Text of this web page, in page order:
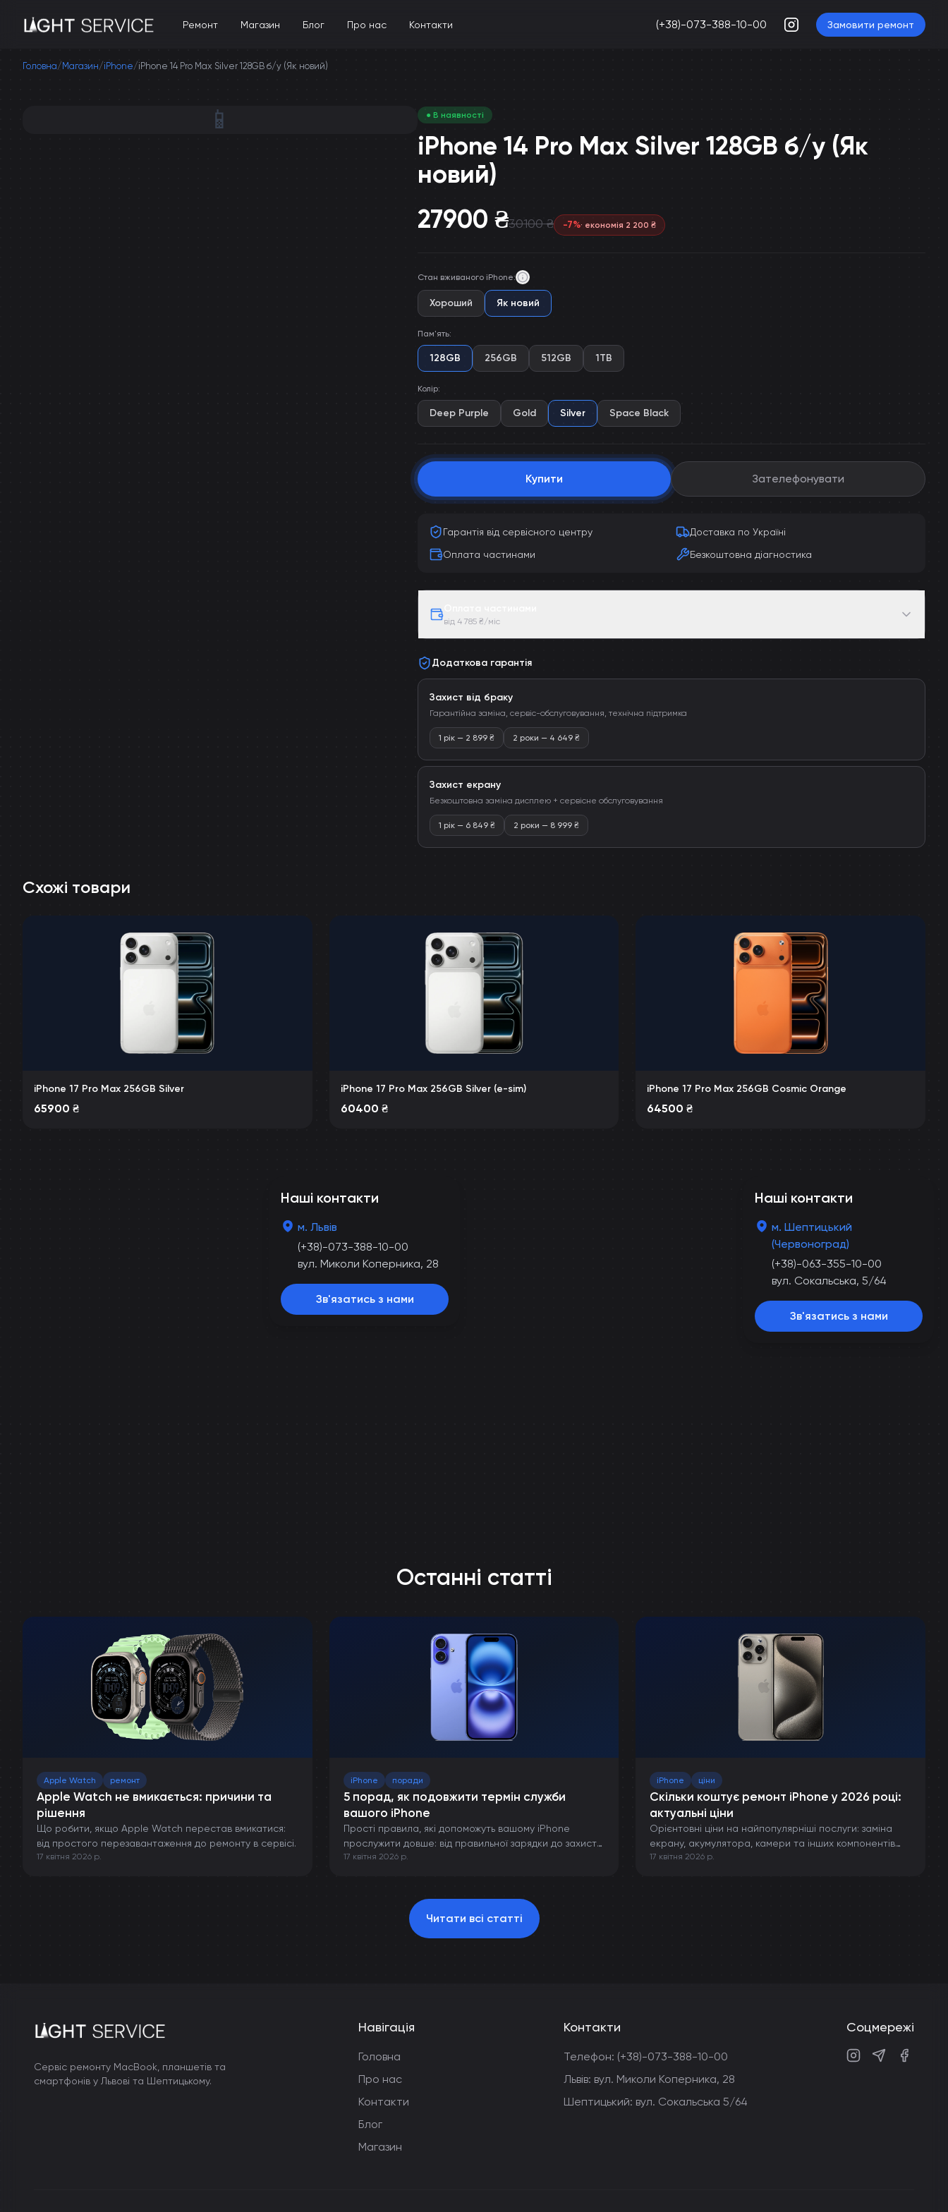
Ремонт Магазин Блог Про нас Контакти (+38)-073-388-10-00 Замовити ремонт
Головна/ Магазин/iPhone/iPhone 14 Pro Max Silver 128GB б/у (Як новий)
📱 ● В наявності
iPhone 14 Pro Max Silver 128GB б/у (Як
новий)
27900 ₴30100₴ -7%· економія 2 200 ₴
Стан вживаного iPhone:
Хороший Як новий
Пам'ять:
128GB 256GB 512GB 1TB
Колір:
Deep Purple Gold Silver Space Black
Купити Зателефонувати
Гарантія від сервісного центру
Доставка по Україні
Оплата частинами
Безкоштовна діагностика
від 4 785 ₴/міс
Додаткова гарантія
Захист від браку
Гарантійна заміна, сервіс-обслуговування, технічна підтримка
1 рік — 2 899 ₴ 2 роки — 4 649 ₴
Захист екрану
Безкоштовна заміна дисплею + сервісне обслуговування
1 рік — 6 849 ₴ 2 роки — 8 999 ₴
Схожі товари
iPhone 17 Pro Max 256GB Silver
65900 ₴
iPhone 17 Pro Max 256GB Silver (e-sim)
60400 ₴
iPhone 17 Pro Max 256GB Cosmic Orange
64500 ₴
Наші контакти
м. Львів
(+38)-073-388-10-00
вул. Миколи Коперника, 28
Зв'язатись з нами
Наші контакти
м. Шептицький
(Червоноград)
(+38)-063-355-10-00
вул. Сокальська, 5/64
Зв'язатись з нами
Останні статті
Apple Watch ремонт
Apple Watch не вмикається: причини та
рішення
Що робити, якщо Apple Watch перестав вмикатися:
від простого перезавантаження до ремонту в сервісі.
17 квітня 2026 р.
iPhone поради
5 порад, як подовжити термін служби
вашого iPhone
Прості правила, які допоможуть вашому iPhone
прослужити довше: від правильної зарядки до захисту
від пошкоджень.
17 квітня 2026 р.
iPhone ціни
Скільки коштує ремонт iPhone у 2026 році:
актуальні ціни
Орієнтовні ціни на найпопулярніші послуги: заміна
екрану, акумулятора, камери та інших компонентів
iPhone.
17 квітня 2026 р.
Читати всі статті
Сервіс ремонту MacBook, планшетів та
смартфонів у Львові та Шептицькому.
Навігація
Головна
Про нас
Контакти
Блог
Магазин
Контакти
Телефон: (+38)-073-388-10-00
Львів: вул. Миколи Коперника, 28
Шептицький: вул. Сокальська 5/64
Соцмережі